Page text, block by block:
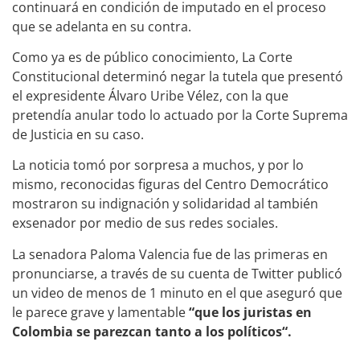
continuará en condición de imputado en el proceso
que se adelanta en su contra.
Como ya es de público conocimiento, La Corte
Constitucional determinó negar la tutela que presentó
el expresidente Álvaro Uribe Vélez, con la que
pretendía anular todo lo actuado por la Corte Suprema
de Justicia en su caso.
La noticia tomó por sorpresa a muchos, y por lo
mismo, reconocidas figuras del Centro Democrático
mostraron su indignación y solidaridad al también
exsenador por medio de sus redes sociales.
La senadora Paloma Valencia fue de las primeras en
pronunciarse, a través de su cuenta de Twitter publicó
un video de menos de 1 minuto en el que aseguró que
le parece grave y lamentable“que los juristas en
Colombia se parezcan tanto a los políticos“.